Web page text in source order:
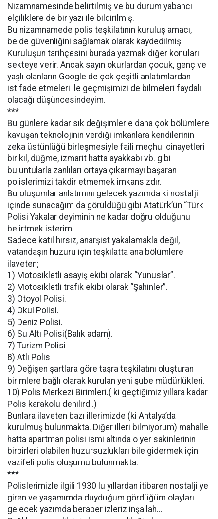
Nizamnamesinde belirtilmiş ve bu durum yabancı
elçiliklere de bir yazı ile bildirilmiş.
Bu nizamnamede polis teşkilatının kuruluş amacı,
belde güvenliğini sağlamak olarak kaydedilmiş.
Kuruluşun tarihçesini burada yazmak diğer konuları
sekteye verir. Ancak sayın okurlardan çocuk, genç ve
yaşlı olanların Google de çok çeşitli anlatımlardan
istifade etmeleri ile geçmişimizi de bilmeleri faydalı
olacağı düşüncesindeyim.
***
Bu günlere kadar sık değişimlerle daha çok bölümlere
kavuşan teknolojinin verdiği imkanlara kendilerinin
zeka üstünlüğü birleşmesiyle faili meçhul cinayetleri
bir kıl, düğme, izmarit hatta ayakkabı vb. gibi
buluntularla zanlıları ortaya çıkarmayı başaran
polislerimizi takdir etmemek imkansızdır.
Bu oluşumlar anlatımını gelecek yazımda ki nostalji
içinde sunacağım da görüldüğü gibi Atatürk’ün “Türk
Polisi Yakalar deyiminin ne kadar doğru olduğunu
belirtmek isterim.
Sadece katil hırsız, anarşist yakalamakla değil,
vatandaşın huzuru için teşkilatta ana bölümlere
ilaveten;
1) Motosikletli asayiş ekibi olarak “Yunuslar”.
2) Motosikletli trafik ekibi olarak “Şahinler”.
3) Otoyol Polisi.
4) Okul Polisi.
5) Deniz Polisi.
6) Su Altı Polisi(Balık adam).
7) Turizm Polisi
8) Atlı Polis
9) Değişen şartlara göre taşra teşkilatını oluşturan
birimlere bağlı olarak kurulan yeni şube müdürlükleri.
10) Polis Merkezi Birimleri.( ki geçtiğimiz yıllara kadar
Polis karakolu denilirdi.)
Bunlara ilaveten bazı illerimizde (ki Antalya’da
kurulmuş bulunmakta. Diğer illeri bilmiyorum) mahalle
hatta apartman polisi ismi altında o yer sakinlerinin
birbirleri olabilen huzursuzlukları bile gidermek için
vazifeli polis oluşumu bulunmakta.
***
Polislerimizle ilgili 1930 lu yıllardan itibaren nostalji ye
giren ve yaşamımda duyduğum gördüğüm olayları
gelecek yazımda beraber izleriz inşallah…